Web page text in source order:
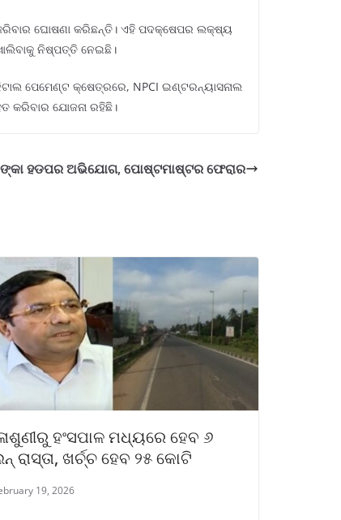
ଘୋଷଣା କରିଛନ୍ତି। ଏହି ପଦକ୍ଷେପର ଲକ୍ଷ୍ୟ
ନିଷ୍ପତ୍ତି ନେଇଛି।
ପେମେଣ୍ଟ କ୍ଷେତ୍ରରେ, NPCI ଇଣ୍ଟରନ୍ୟାସନାଲ
କରିବାର ଯୋଜନା ରହିଛି।
ହଡପର ଅଭିଯୋଗ, ପୋଷ୍ଟମାଷ୍ଟର ଫେରାର
ହଂସପାଳ ମଧ୍ୟରେ ହେବ ୬
ରାସ୍ତା, ଖର୍ଚ୍ଚ ହେବ ୨୫ କୋଟି
19, 2026